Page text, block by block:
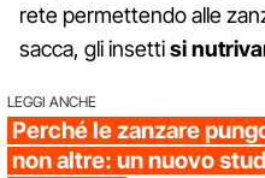
rete permettendo alle
sacca, gli insettisi
LEGGI ANCHE
Perché le zanzare
non altre: un nuovo